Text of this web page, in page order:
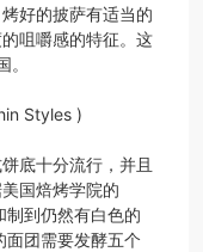
好的披萨有适当的
咀嚼感的特征。这
Styles )
底十分流行，并且
国焙烤学院的
到仍然有白色的
团需要发酵五个